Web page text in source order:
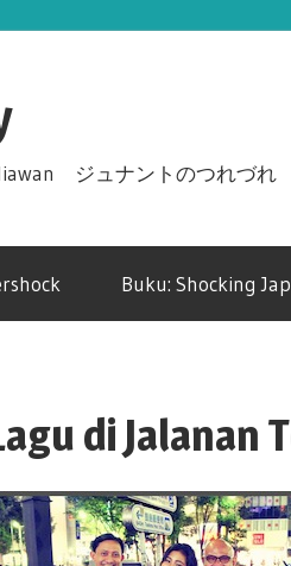
ジュナントのつれづれ
Buku: Shocking
di Jalanan